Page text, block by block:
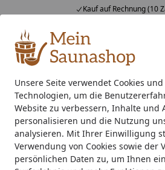
Unsere Seite verwendet Cookies
Technologien, um die
Website zu verbessern, Inhalte und
personalisieren und die Nutzung
analysieren. Mit Ihrer Einwilligung
Verwendung von Cookies sowie der
persönlichen Daten zu, um Ihnen
Kauf auf Rechnung (10
Alle Produkte
Mein Konto
Suchen
Startseite
Kunststoff Dachrinnenset 303Bx
Kunststoff
Pultdach/Flachdach